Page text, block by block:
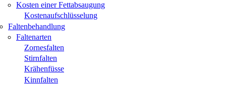
Kosten einer Fettabsaugung
Kostenaufschlüsselung
Faltenbehandlung
Faltenarten
Zornesfalten
Stirnfalten
Krähenfüsse
Kinnfalten